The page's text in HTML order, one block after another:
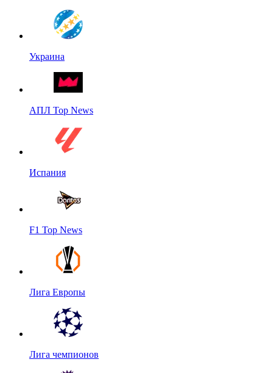
Украина
АПЛ Top News
Испания
F1 Top News
Лига Европы
Лига чемпионов